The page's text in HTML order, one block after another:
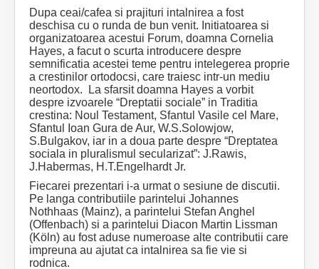
Dupa ceai/cafea si prajituri intalnirea a fost
deschisa cu o runda de bun venit. Initiatoarea si
organizatoarea acestui Forum, doamna Cornelia
Hayes, a facut o scurta introducere despre
semnificatia acestei teme pentru intelegerea proprie
a crestinilor ortodocsi, care traiesc intr-un mediu
neortodox. La sfarsit doamna Hayes a vorbit
despre izvoarele “Dreptatii sociale” in Traditia
crestina: Noul Testament, Sfantul Vasile cel Mare,
Sfantul Ioan Gura de Aur, W.S.Solowjow,
S.Bulgakov, iar in a doua parte despre “Dreptatea
sociala in pluralismul secularizat”: J.Rawis,
J.Habermas, H.T.Engelhardt Jr.
Fiecarei prezentari i-a urmat o sesiune de discutii.
Pe langa contributiile parintelui Johannes
Nothhaas (Mainz), a parintelui Stefan Anghel
(Offenbach) si a parintelui Diacon Martin Lissman
(Köln) au fost aduse numeroase alte contributii care
impreuna au ajutat ca intalnirea sa fie vie si
rodnica.